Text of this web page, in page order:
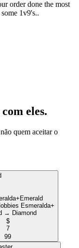
order done the most
1v9's..
eles.
quem aceitar o
Emerald
Esmeralda+
→ Diamond
$
7
99